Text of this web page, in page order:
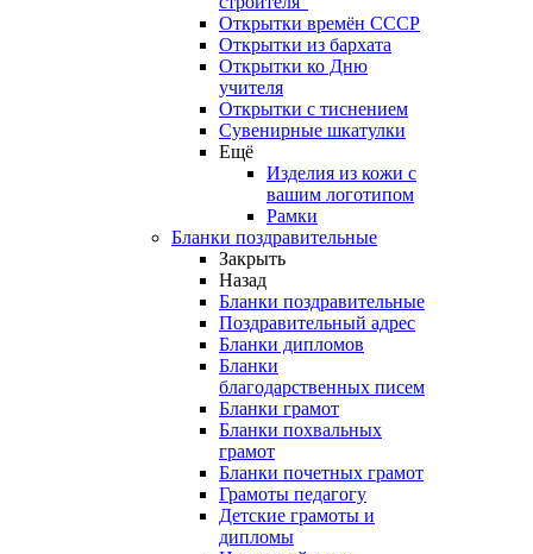
Открытки времён СССР
Открытки из бархата
Открытки ко Дню
учителя
Открытки с тиснением
Сувенирные шкатулки
Ещё
Изделия из кожи с
вашим логотипом
Рамки
Бланки поздравительные
Закрыть
Назад
Бланки поздравительные
Поздравительный адрес
Бланки дипломов
Бланки
благодарственных писем
Бланки грамот
Бланки похвальных
грамот
Бланки почетных грамот
Грамоты педагогу
Детские грамоты и
дипломы